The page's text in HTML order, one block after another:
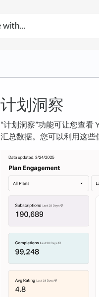
计划洞察
“计划洞察”功能可让您查看
汇总数据。您可以利用这些